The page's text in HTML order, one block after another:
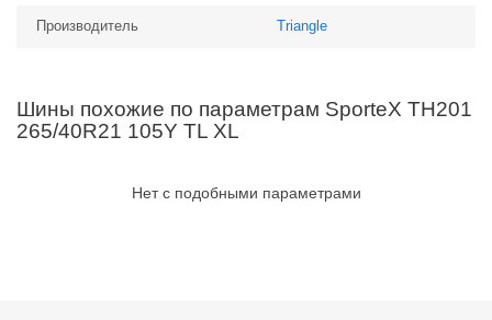
Производитель Triangle
Шины похожие по параметрам SporteX TH201
265/40R21 105Y TL XL
Нет с подобными параметрами